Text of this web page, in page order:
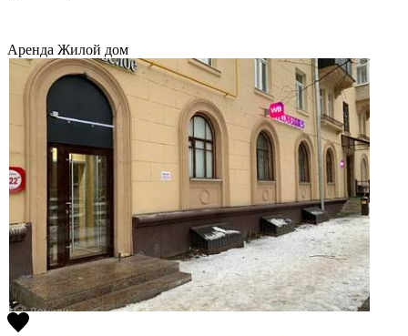
Аренда Жилой дом